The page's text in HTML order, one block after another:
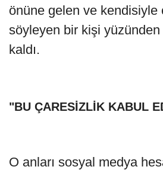
önüne gelen ve kendisiyle
söyleyen bir kişi
kaldı.
"BU ÇARESİZLİK KABUL
O anları sosyal medya